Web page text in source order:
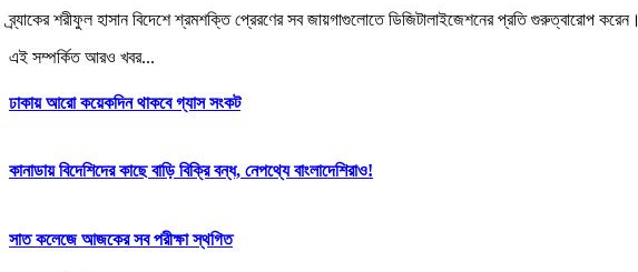
ব্র্যাকের শরীফুল হাসান বিদেশে শ্রমশক্তি প্রেরণের সব জায়গাগুলোতে ডিজিটালাইজেশনের প্রতি গুরুত্বারোপ করেন।
এই সম্পর্কিত আরও খবর...
ঢাকায় আরো কয়েকদিন থাকবে গ্যাস সংকট
কানাডায় বিদেশিদের কাছে বাড়ি বিক্রি বন্ধ, নেপথ্যে বাংলাদেশিরাও!
সাত কলেজে আজকের সব পরীক্ষা স্থগিত